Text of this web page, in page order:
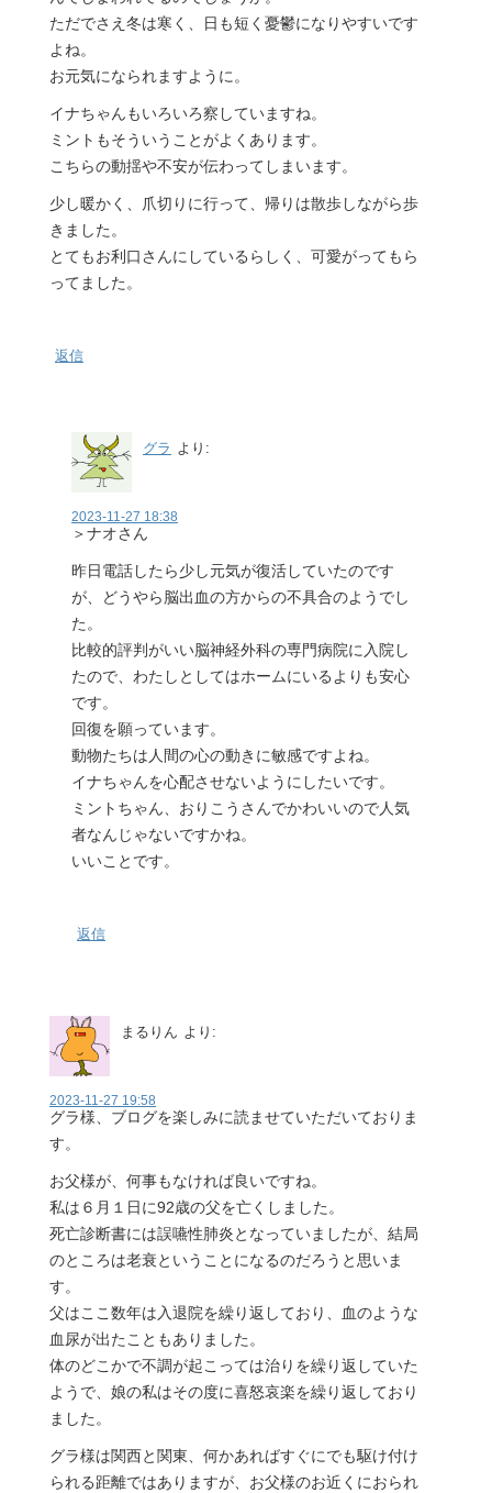
ただでさえ冬は寒く、日も短く憂鬱になりやすいです
よね。
お元気になられますように。
イナちゃんもいろいろ察していますね。
ミントもそういうことがよくあります。
こちらの動揺や不安が伝わってしまいます。
少し暖かく、爪切りに行って、帰りは散歩しながら歩
きました。
とてもお利口さんにしているらしく、可愛がってもら
ってました。
返信
グラ より:
2023-11-27 18:38
＞ナオさん
昨日電話したら少し元気が復活していたのです
が、どうやら脳出血の方からの不具合のようでし
た。
比較的評判がいい脳神経外科の専門病院に入院し
たので、わたしとしてはホームにいるよりも安心
です。
回復を願っています。
動物たちは人間の心の動きに敏感ですよね。
イナちゃんを心配させないようにしたいです。
ミントちゃん、おりこうさんでかわいいので人気
者なんじゃないですかね。
いいことです。
返信
まるりん より:
2023-11-27 19:58
グラ様、ブログを楽しみに読ませていただいておりま
す。
お父様が、何事もなければ良いですね。
私は６月１日に92歳の父を亡くしました。
死亡診断書には誤嚥性肺炎となっていましたが、結局
のところは老衰ということになるのだろうと思いま
す。
父はここ数年は入退院を繰り返しており、血のような
血尿が出たこともありました。
体のどこかで不調が起こっては治りを繰り返していた
ようで、娘の私はその度に喜怒哀楽を繰り返しており
ました。
グラ様は関西と関東、何かあればすぐにでも駆け付け
られる距離ではありますが、お父様のお近くにおられ